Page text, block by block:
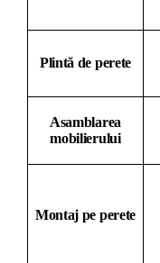
Plintă de perete
Asamblarea
mobilierului
Montaj pe perete